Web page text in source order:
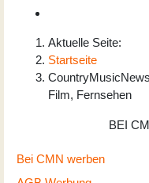
Aktuelle Seite:
Startseite
Film, Fernsehen
BEI
Bei CMN werben